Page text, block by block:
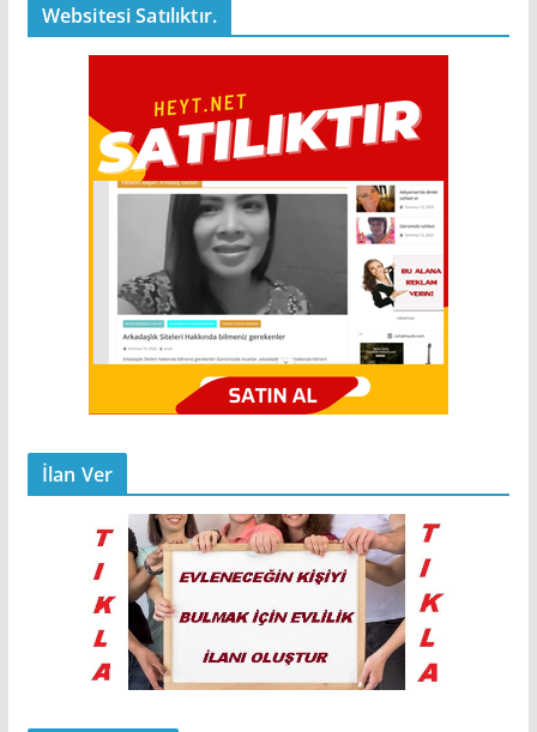
Websitesi Satılıktır.
İlan Ver